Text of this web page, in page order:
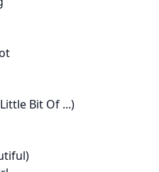
Bit Of ...)